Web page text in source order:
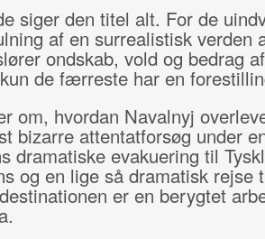
siger den titel alt. For de
af en surrealistisk verden
ondskab, vold og bedrag
de færreste har en
om, hvordan Navalnyj
bizarre attentatforsøg under
dramatiske evakuering til
og en lige så dramatisk rejse
er en berygtet